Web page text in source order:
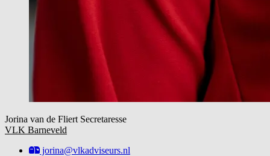
Jorina van de Fliert Secretaresse
VLK Barneveld
jorina@vlkadviseurs.nl